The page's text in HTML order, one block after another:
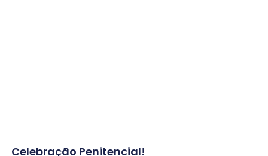
Celebração Penitencial!